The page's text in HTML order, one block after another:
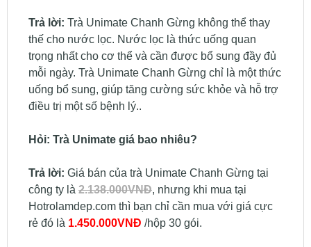
Trả lời: Trà Unimate Chanh Gừng không thể thay
thế cho nước lọc. Nước lọc là thức uống quan
trọng nhất cho cơ thể và cần được bổ sung đầy đủ
mỗi ngày. Trà Unimate Chanh Gừng chỉ là một thức
uống bổ sung, giúp tăng cường sức khỏe và hỗ trợ
điều trị một số bệnh lý..
Hỏi: Trà Unimate giá bao nhiêu?
Trả lời: Giá bán của trà Unimate Chanh Gừng tại
công ty là 2.138.000VNĐ, nhưng khi mua tại
Hotrolamdep.com thì bạn chỉ cần mua với giá cực
rẻ đó là 1.450.000VNĐ /hộp 30 gói.